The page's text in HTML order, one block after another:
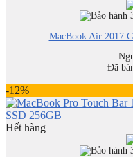
MacBook Air 2017
Đã
-12%
Hết hàng